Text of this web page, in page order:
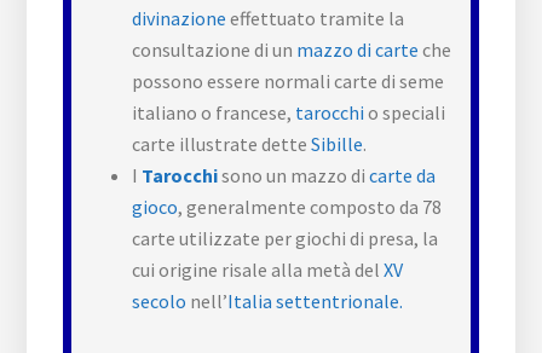
divinazione effettuato tramite la
consultazione di un mazzo di carte che
possono essere normali carte di seme
italiano o francese, tarocchi o speciali
carte illustrate detteSibille.
I Tarocchisono un mazzo dicarte da
gioco, generalmente composto da 78
carte utilizzate per giochi di presa, la
cui origine risale alla metà delXV
secolo nell’Italia settentrionale.